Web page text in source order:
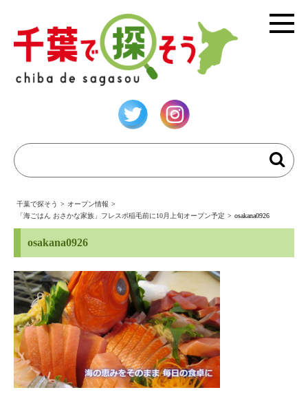
千葉で探そう > オープン情報 >
「海ごはん おさかな家族」フレスポ稲毛前に10月上旬オープン予定 > osakana0926
osakana0926